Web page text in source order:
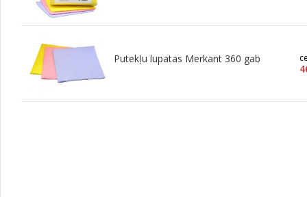
Putekļu lupatas Merkant 360 gab